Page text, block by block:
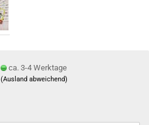
ca. 3-4 Werktage
(Ausland abweichend)